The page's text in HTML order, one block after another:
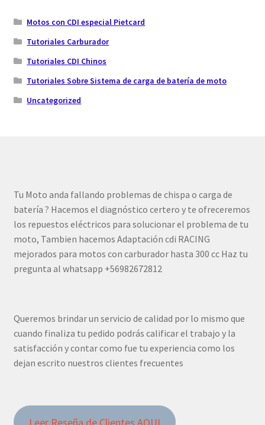
Motos con CDI especial Pietcard
Tutoriales Carburador
Tutoriales CDI Chinos
Tutoriales Sobre Sistema de carga de batería de moto
Uncategorized
Tu Moto anda fallando problemas de chispa o carga de
batería ? Hacemos el diagnóstico certero y te ofreceremos
los repuestos eléctricos para solucionar el problema de tu
moto, Tambien hacemos Adaptación cdi RACING
mejorados para motos con carburador hasta 300 cc Haz tu
pregunta al whatsapp +56982672812
Queremos brindar un servicio de calidad por lo mismo que
cuando finaliza tu pedido podrás calificar el trabajo y la
satisfacción y contar como fue tu experiencia como los
dejan escrito nuestros clientes frecuentes